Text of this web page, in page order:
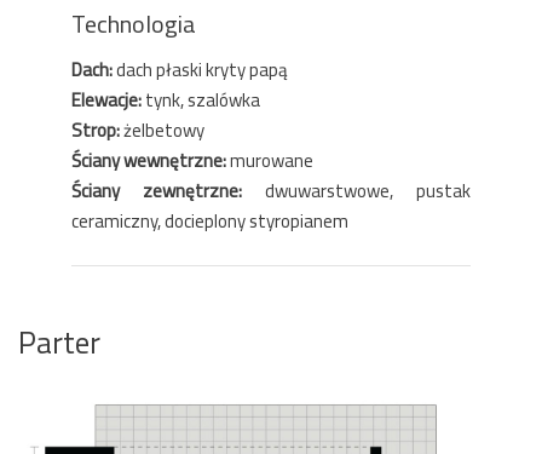
Technologia
Dach:dach płaski kryty papą
Elewacje:tynk, szalówka
Strop:żelbetowy
Ściany wewnętrzne:murowane
Ściany zewnętrzne: dwuwarstwowe, pustak
ceramiczny, docieplony styropianem
Parter